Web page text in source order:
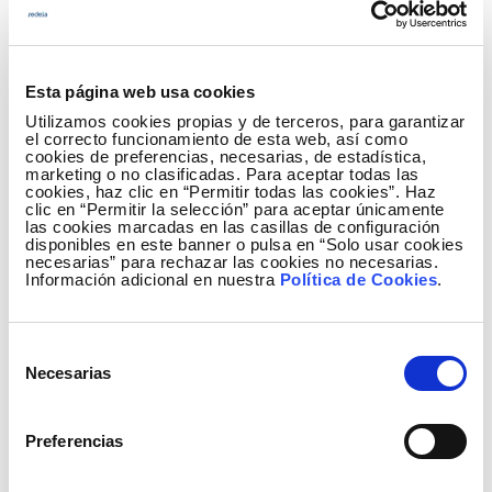
Esta página web usa cookies
Utilizamos cookies propias y de terceros, para garantizar
el correcto funcionamiento de esta web, así como
cookies de preferencias, necesarias, de estadística,
marketing o no clasificadas. Para aceptar todas las
cookies, haz clic en “Permitir todas las cookies”. Haz
clic en “Permitir la selección” para aceptar únicamente
las cookies marcadas en las casillas de configuración
disponibles en este banner o pulsa en “Solo usar cookies
necesarias” para rechazar las cookies no necesarias.
Información adicional en nuestra Política de Cookies.
Necesarias
Preferencias
empleos sostenibles en el s. XXI. El Ayuntamiento
el cuidado de nuestro planeta y en un futuro
emprendedor para la necesaria transición
energética y sostenible“.
Por su parte, la presidenta de la FEUP, Mónica
Calurano, ha señalado que “Hémera nos ayuda a
avanzar hacia un modelo energético
descentralizado. Con ella, las Universidades
Populares asumimos el reto de liderar la transición
energética con el objetivo de construir un mundo
ciudadanía en protagonista de este cambio
Asimismo, el delegado de Redeia, Jorge Jiménez